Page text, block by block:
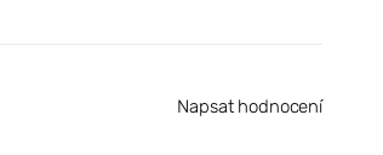
Napsat hodnocení